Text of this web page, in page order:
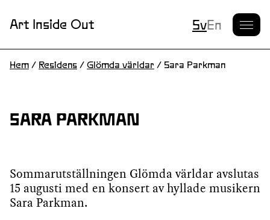
Art Inside Out Nuvarande
SvEn
Hem / Residens / Glömda världar / Sara Parkman
SARA PARKMAN
Sommarutställningen Glömda världar avslutas
15 augusti med en konsert av hyllade musikern
Sara Parkman.